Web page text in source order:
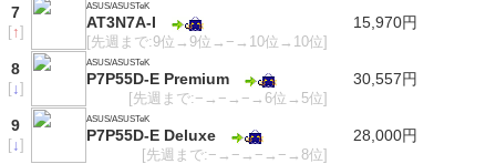
7
[↑]
ASUS/ASUSTeK
AT3N7A-I
[先週まで:9位→9位→−→10位→10位]
15,970円
8
[↓]
ASUS/ASUSTeK
P7P55D-E Premium
[先週まで:−→−→−→6位→5位]
30,557円
9
[↓]
ASUS/ASUSTeK
P7P55D-E Deluxe
[先週まで:−→−→−→−→8位]
28,000円